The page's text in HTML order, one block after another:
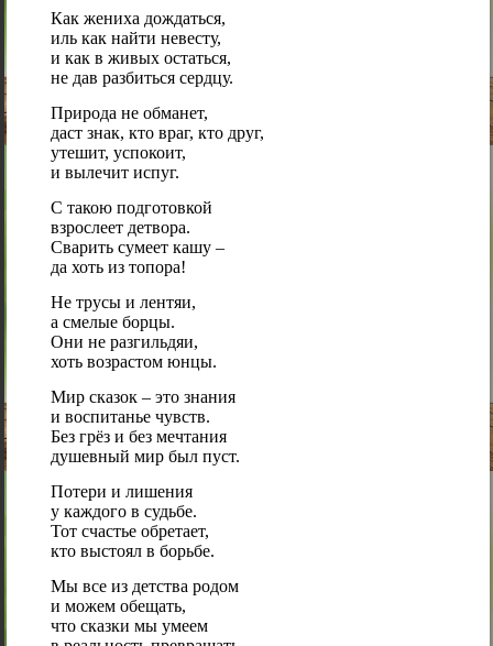
Как жениха дождаться,
иль как найти невесту,
и как в живых остаться,
не дав разбиться сердцу.
Природа не обманет,
даст знак, кто враг, кто друг,
утешит, успокоит,
и вылечит испуг.
С такою подготовкой
взрослеет детвора.
Сварить сумеет кашу –
да хоть из топора!
Не трусы и лентяи,
а смелые борцы.
Они не разгильдяи,
хоть возрастом юнцы.
Мир сказок – это знания
и воспитанье чувств.
Без грёз и без мечтания
душевный мир был пуст.
Потери и лишения
у каждого в судьбе.
Тот счастье обретает,
кто выстоял в борьбе.
Мы все из детства родом
и можем обещать,
что сказки мы умеем